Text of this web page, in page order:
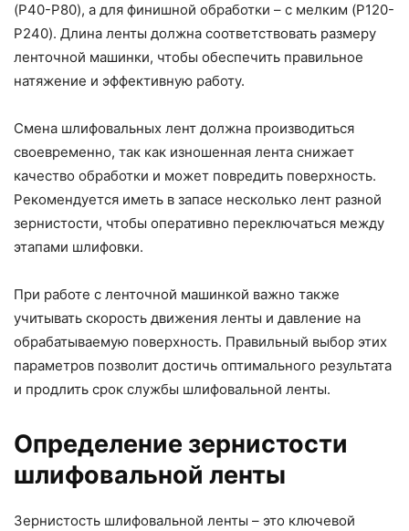
(P40-P80), а для финишной обработки – с мелким (P120-
P240). Длина ленты должна соответствовать размеру
ленточной машинки, чтобы обеспечить правильное
натяжение и эффективную работу.
Смена шлифовальных лент должна производиться
своевременно, так как изношенная лента снижает
качество обработки и может повредить поверхность.
Рекомендуется иметь в запасе несколько лент разной
зернистости, чтобы оперативно переключаться между
этапами шлифовки.
При работе с ленточной машинкой важно также
учитывать скорость движения ленты и давление на
обрабатываемую поверхность. Правильный выбор этих
параметров позволит достичь оптимального результата
и продлить срок службы шлифовальной ленты.
Определение зернистости
шлифовальной ленты
Зернистость шлифовальной ленты – это ключевой